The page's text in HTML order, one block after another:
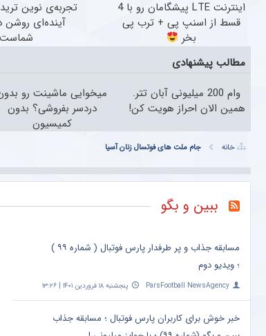
اینترنت LTE پیشگامان رو با 4
قسط از اسنپ پی + ترب پی
بخر
تجربه‌ی نوین
آینده‌ای روشن
شماست
مطالب پیشنهادی
وام 200 میلیونی آبان تتر.
همین الان احراز هویت کن!
میخوایی ماشینت رو
دردسر بفروشی؟ بدون
کمیسیون
خانه جام ملت های فوتسال زنان آسیا
ببین و بگو
مسابقه جذاب و پر طرفدار پارس فوتبال ( شماره ۹۹ )
؛ ویدیو دوم
ParsFootball NewsAgency پنجشنبه ۱۸ فروردین ۱۴۰۱ | ۱۳:۲۶
خبر خوش برای کاربران پارس فوتبال ؛ مسابقه جذاب